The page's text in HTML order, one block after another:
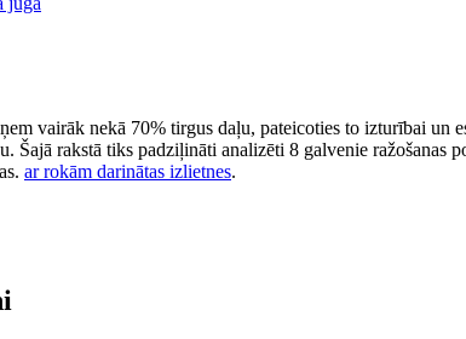
vairāk nekā 70% tirgus daļu, pateicoties to izturībai un
Šajā rakstā tiks padziļināti analizēti 8 galvenie ražošanas
ar rokām darinātas izlietnes.